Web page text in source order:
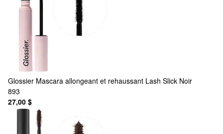
Glossier Mascara allongeant et rehaussant Lash Slick Noir
893
27,00 $